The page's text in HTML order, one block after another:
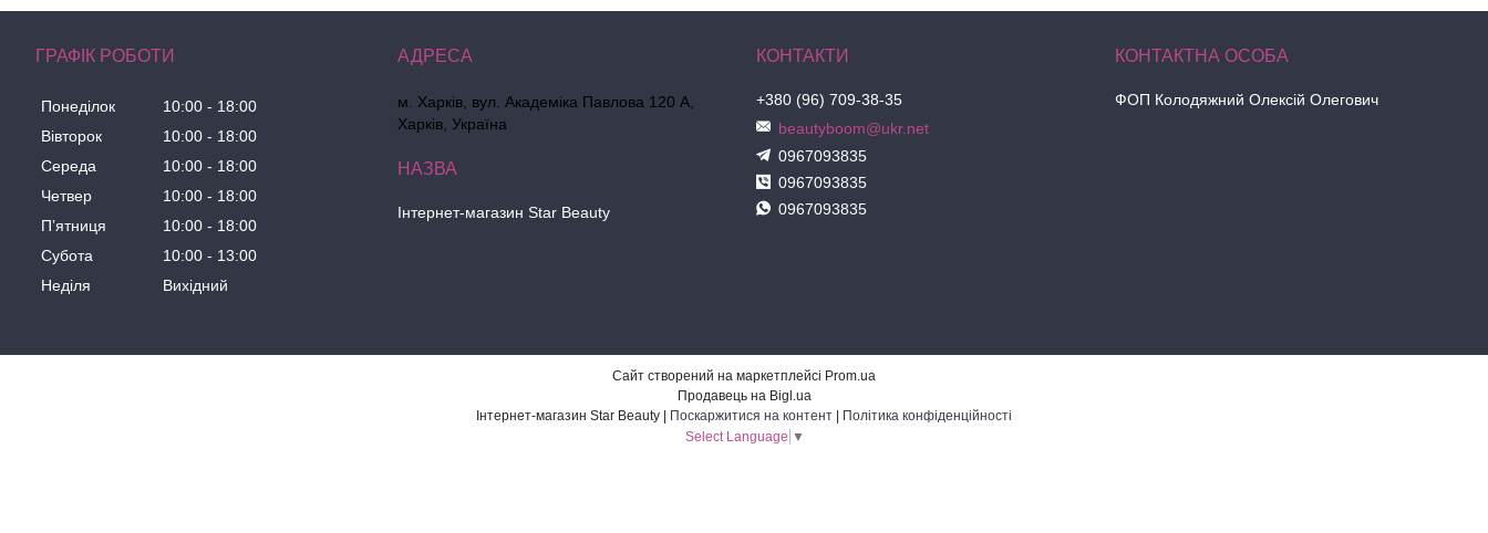
ГРАФІК РОБОТИ
Понеділок 10:00
18:00
Вівторок
10:00
18:00
Середа
10:00
18:00
Четвер
10:00
18:00
Пʼятниця
10:00
18:00
Субота
10:00
13:00
Неділя
Вихідний
м. Харків, вул. Академіка Павлова 120 А,
Харків, Україна
Інтернет-магазин Star Beauty
+380 (96) 709-38-35
beautyboom@ukr.net
0967093835
0967093835
0967093835
ФОП Колодяжний Олексій Олегович
Сайт створений на маркетплейсі Prom.ua
Продавець на Bigl.ua
Інтернет-магазин Star Beauty | Поскаржитися на контент | Політика конфіденційності
Select Language ▼